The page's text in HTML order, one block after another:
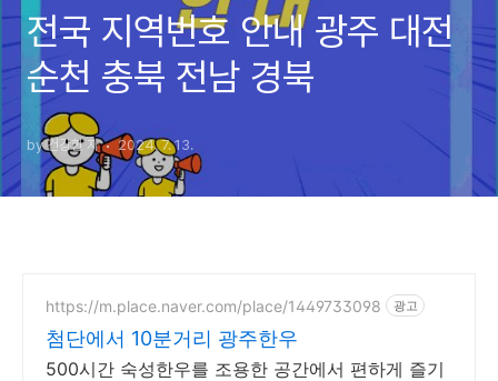
전국 지역번호 안내 광주 대전
순천 충북 전남 경북
by 건강한 자 2024. 7. 13.
https://m.place.naver.com/place/1449733098 광고
첨단에서 10분거리 광주한우
500시간 숙성한우를 조용한 공간에서 편하게 즐기